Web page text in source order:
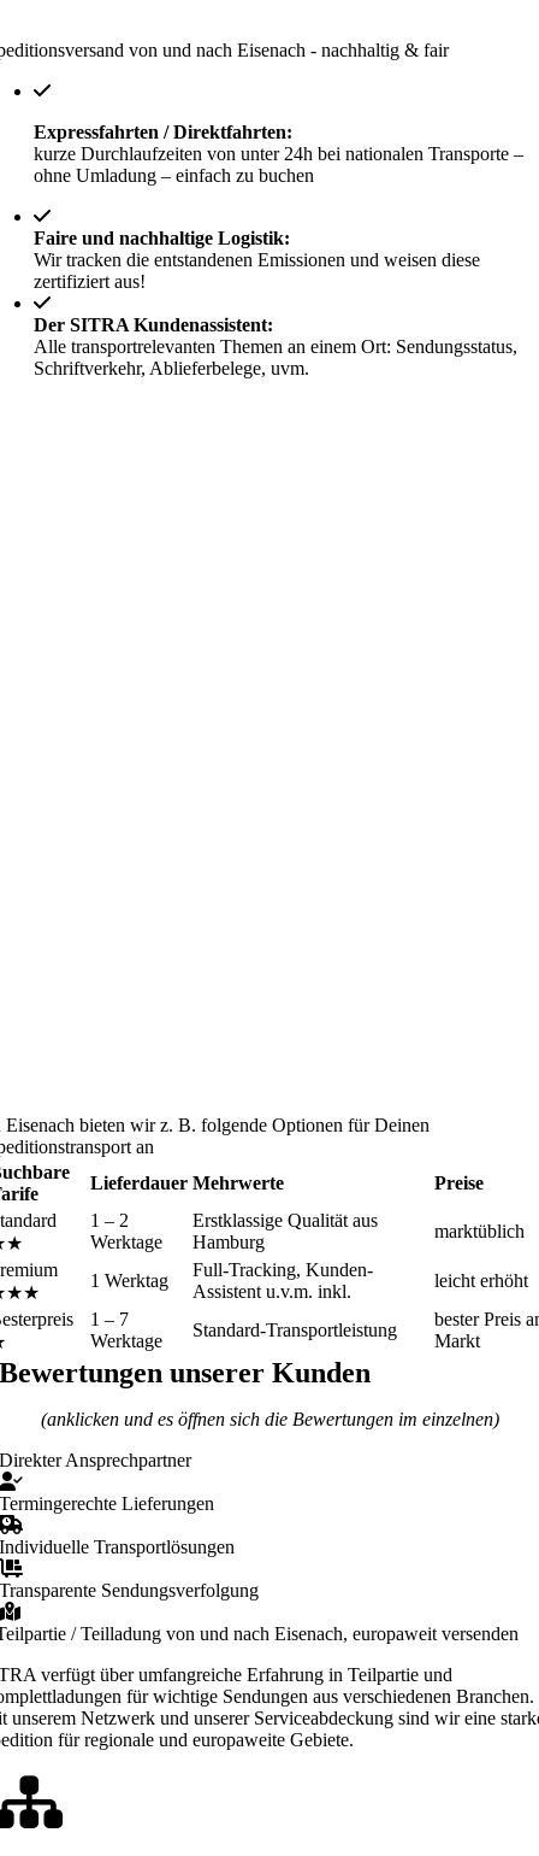
von und nach Eisenach - nachhaltig & fair
Expressfahrten / Direktfahrten:
kurze Durchlaufzeiten von unter 24h bei nationalen Transporte –
ohne Umladung – einfach zu buchen
Faire und nachhaltige Logistik:
Wir tracken die entstandenen Emissionen und weisen diese
zertifiziert aus!
Der SITRA Kundenassistent:
Alle transportrelevanten Themen an einem Ort: Sendungsstatus,
Schriftverkehr, Ablieferbelege, uvm.
Eisenach bieten wir z. B. folgende Optionen für Deinen
an
Lieferdauer Mehrwerte
Preise
1 – 2
Werktage
Erstklassige Qualität aus
Hamburg
marktüblich
1 Werktag
Full-Tracking, Kunden-
Assistent u.v.m. inkl.
leicht erhöht
1 – 7
Werktage
Standard-Transportleistung
bester Preis
Markt
Bewertungen unserer Kunden
(anklicken und es öffnen sich die Bewertungen im einzelnen)
Direkter Ansprechpartner
Termingerechte Lieferungen
Individuelle Transportlösungen
Transparente Sendungsverfolgung
/ Teilladung von und nach Eisenach, europaweit versenden
verfügt über umfangreiche Erfahrung in Teilpartie und
für wichtige Sendungen aus verschiedenen Branchen.
unserem Netzwerk und unserer Serviceabdeckung sind wir eine
für regionale und europaweite Gebiete.